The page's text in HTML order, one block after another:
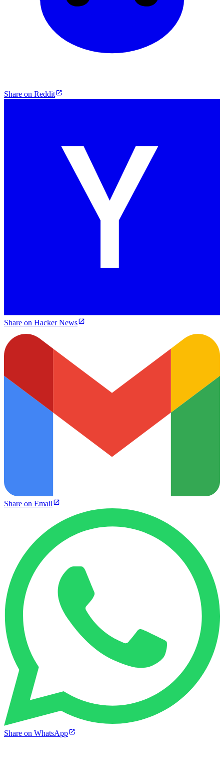
Share on Reddit
Share on Hacker News
Share on Email
Share on WhatsApp